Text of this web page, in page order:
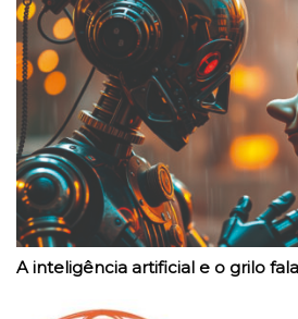
A inteligência artificial e o grilo